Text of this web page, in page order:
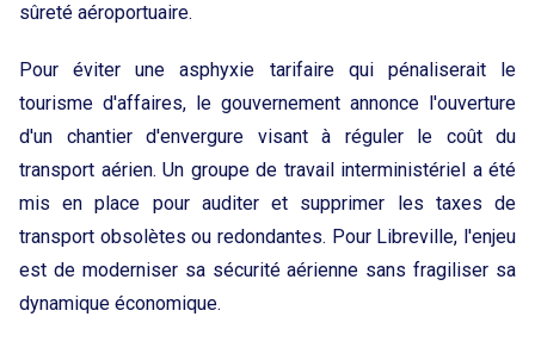
sûreté aéroportuaire.
Pour éviter une asphyxie tarifaire qui pénaliserait le
tourisme d'affaires, le gouvernement annonce l'ouverture
d'un chantier d'envergure visant à réguler le coût du
transport aérien. Un groupe de travail interministériel a été
mis en place pour auditer et supprimer les taxes de
transport obsolètes ou redondantes. Pour Libreville, l'enjeu
est de moderniser sa sécurité aérienne sans fragiliser sa
dynamique économique.